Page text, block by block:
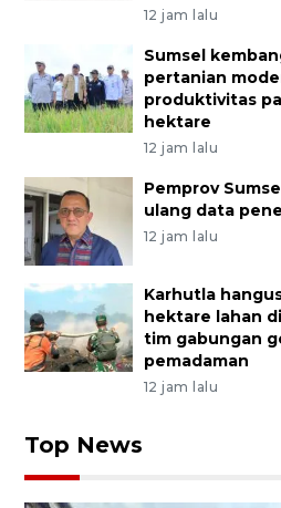
12 jam lalu
Sumsel
pertanian
produktivitas
hektare
12 jam lalu
Pemprov
ulang data
12 jam lalu
Karhutla
hektare lahan
tim gabungan
pemadaman
12 jam lalu
Top News